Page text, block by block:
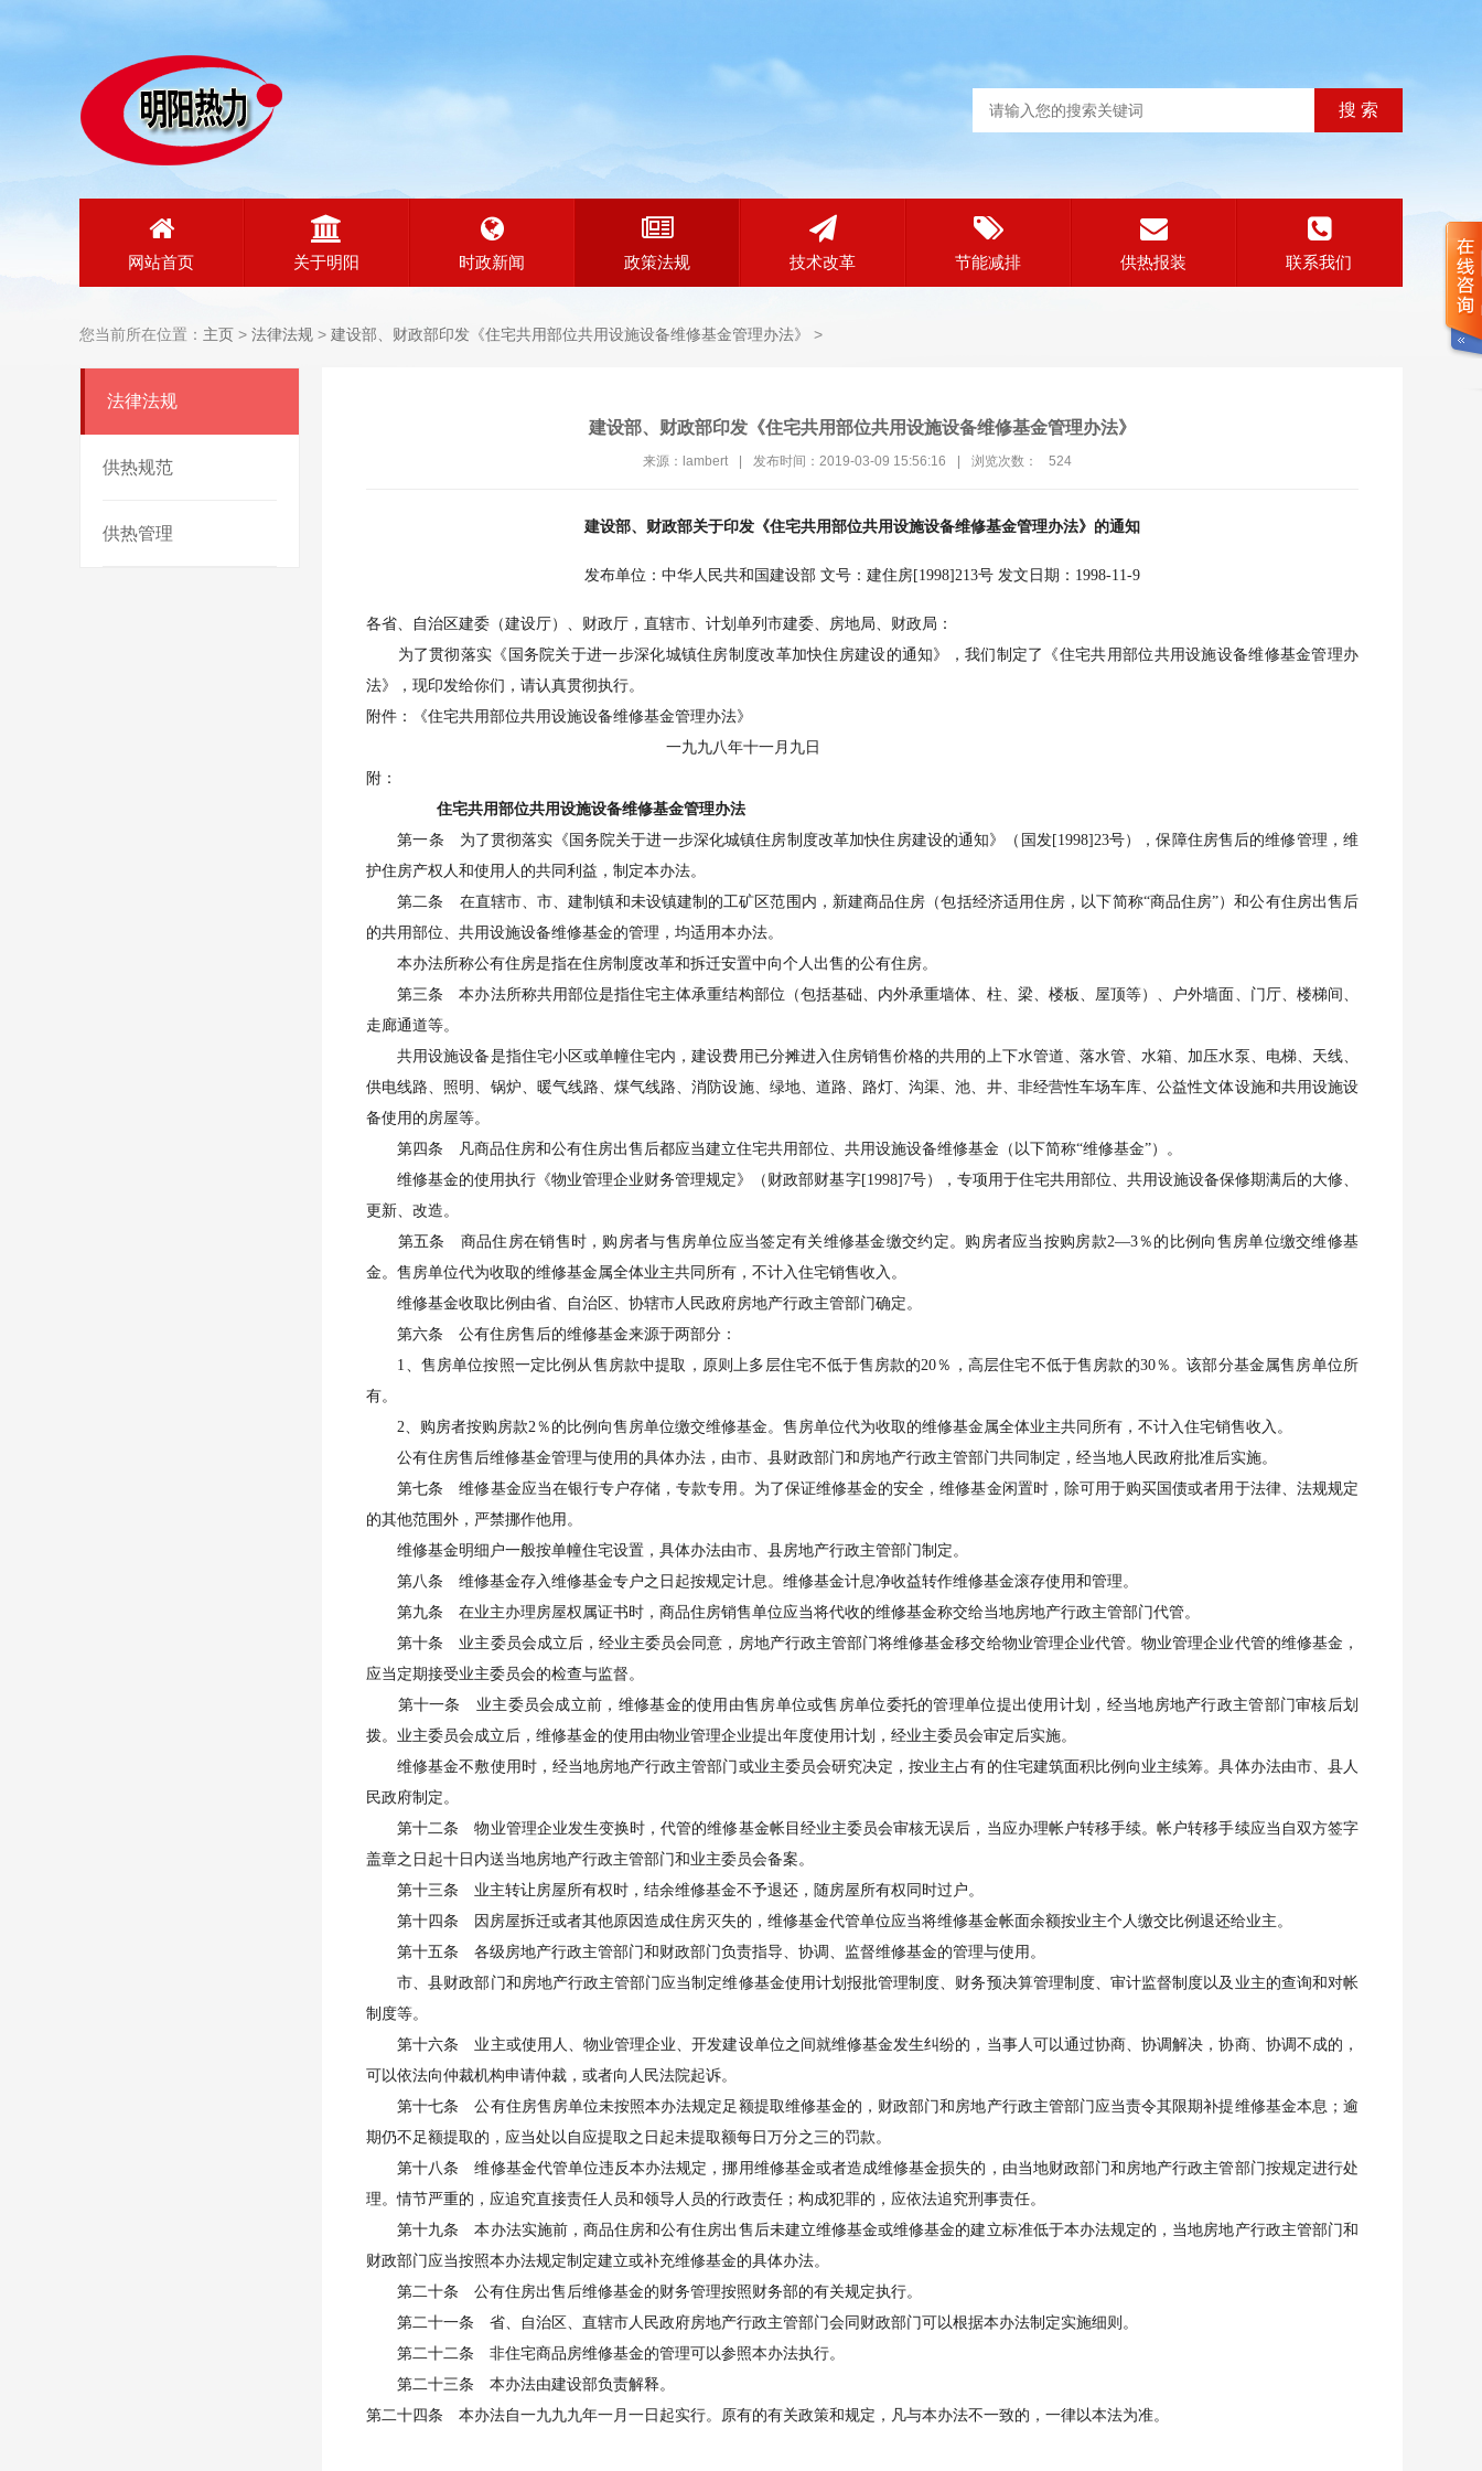
网站首页 关于明阳 时政新闻 政策法规 技术改革 节能减排 供热报装 联系我们
您当前所在位置： 主页 > 法律法规 > 建设部、财政部印发《住宅共用部位共用设施设备维修基金管理办法》 >
法律法规
供热规范
供热管理
建设部、财政部印发《住宅共用部位共用设施设备维修基金管理办法》
来源：lambert 发布时间：2019-03-09 15:56:16 浏览次数： 524
建设部、财政部关于印发《住宅共用部位共用设施设备维修基金管理办法》的通知
发布单位：中华人民共和国建设部 文号：建住房[1998]213号 发文日期：1998-11-9
各省、自治区建委（建设厅）、财政厅，直辖市、计划单列市建委、房地局、财政局：
为了贯彻落实《国务院关于进一步深化城镇住房制度改革加快住房建设的通知》，我们制定了《住宅共用部位共用设施设备维修基金管理办
法》，现印发给你们，请认真贯彻执行。
附件：《住宅共用部位共用设施设备维修基金管理办法》
一九九八年十一月九日
附：
住宅共用部位共用设施设备维修基金管理办法
第一条 为了贯彻落实《国务院关于进一步深化城镇住房制度改革加快住房建设的通知》（国发[1998]23号），保障住房售后的维修管理，维
护住房产权人和使用人的共同利益，制定本办法。
第二条 在直辖市、市、建制镇和未设镇建制的工矿区范围内，新建商品住房（包括经济适用住房，以下简称“商品住房”）和公有住房出售后
的共用部位、共用设施设备维修基金的管理，均适用本办法。
本办法所称公有住房是指在住房制度改革和拆迁安置中向个人出售的公有住房。
第三条 本办法所称共用部位是指住宅主体承重结构部位（包括基础、内外承重墙体、柱、梁、楼板、屋顶等）、户外墙面、门厅、楼梯间、
走廊通道等。
共用设施设备是指住宅小区或单幢住宅内，建设费用已分摊进入住房销售价格的共用的上下水管道、落水管、水箱、加压水泵、电梯、天线、
供电线路、照明、锅炉、暖气线路、煤气线路、消防设施、绿地、道路、路灯、沟渠、池、井、非经营性车场车库、公益性文体设施和共用设施设
备使用的房屋等。
第四条 凡商品住房和公有住房出售后都应当建立住宅共用部位、共用设施设备维修基金（以下简称“维修基金”）。
维修基金的使用执行《物业管理企业财务管理规定》（财政部财基字[1998]7号），专项用于住宅共用部位、共用设施设备保修期满后的大修、
更新、改造。
第五条 商品住房在销售时，购房者与售房单位应当签定有关维修基金缴交约定。购房者应当按购房款2—3％的比例向售房单位缴交维修基
金。售房单位代为收取的维修基金属全体业主共同所有，不计入住宅销售收入。
维修基金收取比例由省、自治区、协辖市人民政府房地产行政主管部门确定。
第六条 公有住房售后的维修基金来源于两部分：
1、售房单位按照一定比例从售房款中提取，原则上多层住宅不低于售房款的20％，高层住宅不低于售房款的30％。该部分基金属售房单位所
有。
2、购房者按购房款2％的比例向售房单位缴交维修基金。售房单位代为收取的维修基金属全体业主共同所有，不计入住宅销售收入。
公有住房售后维修基金管理与使用的具体办法，由市、县财政部门和房地产行政主管部门共同制定，经当地人民政府批准后实施。
第七条 维修基金应当在银行专户存储，专款专用。为了保证维修基金的安全，维修基金闲置时，除可用于购买国债或者用于法律、法规规定
的其他范围外，严禁挪作他用。
维修基金明细户一般按单幢住宅设置，具体办法由市、县房地产行政主管部门制定。
第八条 维修基金存入维修基金专户之日起按规定计息。维修基金计息净收益转作维修基金滚存使用和管理。
第九条 在业主办理房屋权属证书时，商品住房销售单位应当将代收的维修基金称交给当地房地产行政主管部门代管。
第十条 业主委员会成立后，经业主委员会同意，房地产行政主管部门将维修基金移交给物业管理企业代管。物业管理企业代管的维修基金，
应当定期接受业主委员会的检查与监督。
第十一条 业主委员会成立前，维修基金的使用由售房单位或售房单位委托的管理单位提出使用计划，经当地房地产行政主管部门审核后划
拨。业主委员会成立后，维修基金的使用由物业管理企业提出年度使用计划，经业主委员会审定后实施。
维修基金不敷使用时，经当地房地产行政主管部门或业主委员会研究决定，按业主占有的住宅建筑面积比例向业主续筹。具体办法由市、县人
民政府制定。
第十二条 物业管理企业发生变换时，代管的维修基金帐目经业主委员会审核无误后，当应办理帐户转移手续。帐户转移手续应当自双方签字
盖章之日起十日内送当地房地产行政主管部门和业主委员会备案。
第十三条 业主转让房屋所有权时，结余维修基金不予退还，随房屋所有权同时过户。
第十四条 因房屋拆迁或者其他原因造成住房灭失的，维修基金代管单位应当将维修基金帐面余额按业主个人缴交比例退还给业主。
第十五条 各级房地产行政主管部门和财政部门负责指导、协调、监督维修基金的管理与使用。
市、县财政部门和房地产行政主管部门应当制定维修基金使用计划报批管理制度、财务预决算管理制度、审计监督制度以及业主的查询和对帐
制度等。
第十六条 业主或使用人、物业管理企业、开发建设单位之间就维修基金发生纠纷的，当事人可以通过协商、协调解决，协商、协调不成的，
可以依法向仲裁机构申请仲裁，或者向人民法院起诉。
第十七条 公有住房售房单位未按照本办法规定足额提取维修基金的，财政部门和房地产行政主管部门应当责令其限期补提维修基金本息；逾
期仍不足额提取的，应当处以自应提取之日起未提取额每日万分之三的罚款。
第十八条 维修基金代管单位违反本办法规定，挪用维修基金或者造成维修基金损失的，由当地财政部门和房地产行政主管部门按规定进行处
理。情节严重的，应追究直接责任人员和领导人员的行政责任；构成犯罪的，应依法追究刑事责任。
第十九条 本办法实施前，商品住房和公有住房出售后未建立维修基金或维修基金的建立标准低于本办法规定的，当地房地产行政主管部门和
财政部门应当按照本办法规定制定建立或补充维修基金的具体办法。
第二十条 公有住房出售后维修基金的财务管理按照财务部的有关规定执行。
第二十一条 省、自治区、直辖市人民政府房地产行政主管部门会同财政部门可以根据本办法制定实施细则。
第二十二条 非住宅商品房维修基金的管理可以参照本办法执行。
第二十三条 本办法由建设部负责解释。
第二十四条 本办法自一九九九年一月一日起实行。原有的有关政策和规定，凡与本办法不一致的，一律以本法为准。